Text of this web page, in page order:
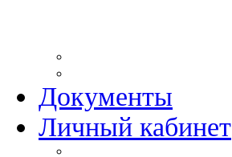
Документы
Личный кабинет